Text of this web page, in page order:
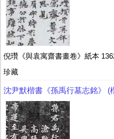
倪瓚《與袁寓齋書畫卷》紙本
珍藏
沈尹默楷書《孫禹行墓志銘》 (